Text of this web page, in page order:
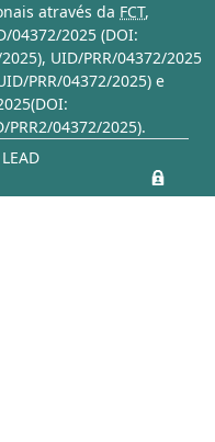
através da FCT,
04372/2025 (DOI:
, UID/PRR/04372/2025
PRR/04372/2025)e
04372/2025).